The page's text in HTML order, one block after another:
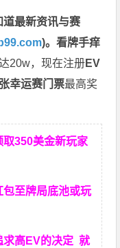
道最新资讯与赛
)。看牌手痒
20w，现在注册EV
幸运赛门票最高奖
取350美金新玩家
至牌局底池或玩
求高EV的决定就